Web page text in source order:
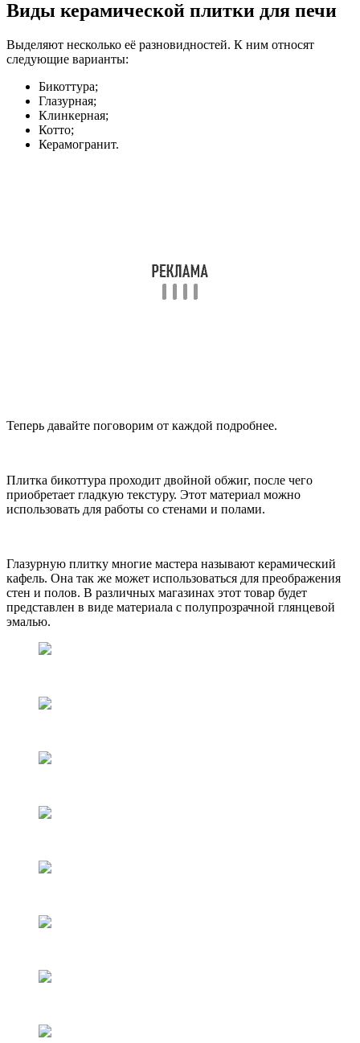
Виды керамической плитки для печи
Выделяют несколько её разновидностей. К ним относят
следующие варианты:
Бикоттура;
Глазурная;
Клинкерная;
Котто;
Керамогранит.
Теперь давайте поговорим от каждой подробнее.
Плитка бикоттура проходит двойной обжиг, после чего
приобретает гладкую текстуру. Этот материал можно
использовать для работы со стенами и полами.
Глазурную плитку многие мастера называют керамический
кафель. Она так же может использоваться для преображения
стен и полов. В различных магазинах этот товар будет
представлен в виде материала с полупрозрачной глянцевой
эмалью.